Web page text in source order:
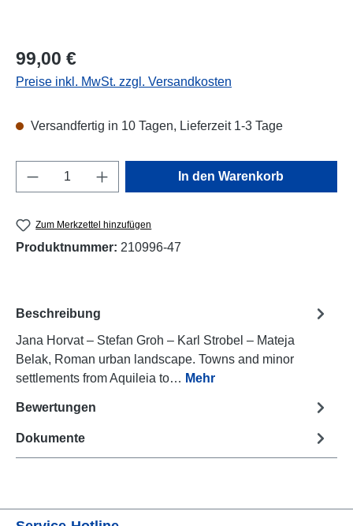
Regulärer Preis:
99,00 €
Preise inkl. MwSt. zzgl. Versandkosten
Versandfertig in 10 Tagen, Lieferzeit 1-3 Tage
Produkt Anzahl: Gib den gewünschten
In den Warenkorb
Zum Merkzettel hinzufügen
Produktnummer: 210996-47
Beschreibung
Jana Horvat – Stefan Groh – Karl Strobel – Mateja
Belak, Roman urban landscape. Towns and minor
settlements from Aquileia to… Mehr
Bewertungen
Dokumente